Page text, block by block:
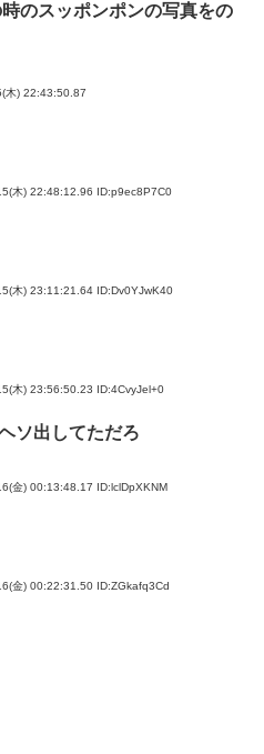
のスッポンポンの写真をの
木) 22:43:50.87
木) 22:48:12.96 ID:p9ec8P7C0
木) 23:11:21.64 ID:Dv0YJwK40
木) 23:56:50.23 ID:4CvyJel+0
ソ出してただろ
金) 00:13:48.17 ID:lclDpXKNM
金) 00:22:31.50 ID:ZGkafq3Cd